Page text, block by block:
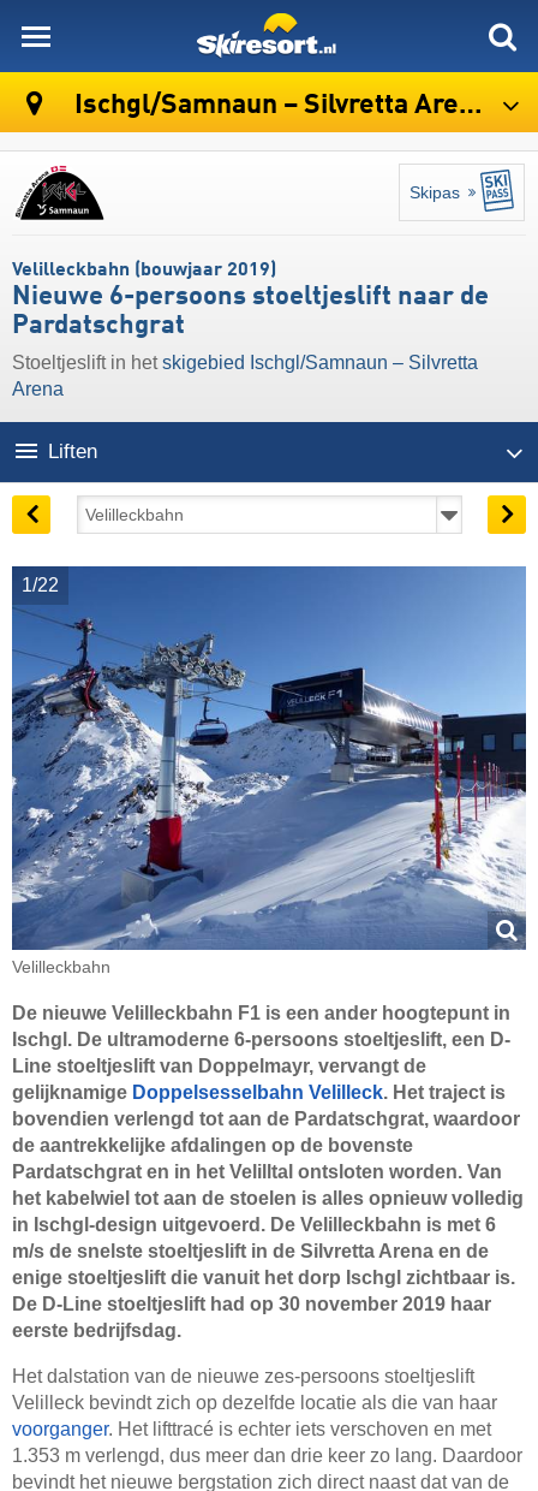
Ischgl/​Samnaun – Silvretta Arena
Skipas
Velilleckbahn (bouwjaar 2019)
Nieuwe 6-persoons stoeltjeslift naar de
Pardatschgrat
Stoeltjeslift in hetskigebied Ischgl/​Samnaun – Silvretta
Arena
Liften
1/22
Velilleckbahn
De nieuwe Velilleckbahn F1 is een ander hoogtepunt in
Ischgl. De ultramoderne 6-persoons stoeltjeslift, een D-
Line stoeltjeslift van Doppelmayr, vervangt de
gelijknamige Doppelsesselbahn Velilleck. Het traject is
bovendien verlengd tot aan de Pardatschgrat, waardoor
de aantrekkelijke afdalingen op de bovenste
Pardatschgrat en in het Velilltal ontsloten worden. Van
het kabelwiel tot aan de stoelen is alles opnieuw volledig
in Ischgl-design uitgevoerd. De Velilleckbahn is met 6
m/s de snelste stoeltjeslift in de Silvretta Arena en de
enige stoeltjeslift die vanuit het dorp Ischgl zichtbaar is.
De D-Line stoeltjeslift had op 30 november 2019 haar
eerste bedrijfsdag.
Het dalstation van de nieuwe zes-persoons stoeltjeslift
Velilleck bevindt zich op dezelfde locatie als die van haar
voorganger. Het lifttracé is echter iets verschoven en met
1.353 m verlengd, dus meer dan drie keer zo lang. Daardoor
bevindt het nieuwe bergstation zich direct naast dat van de